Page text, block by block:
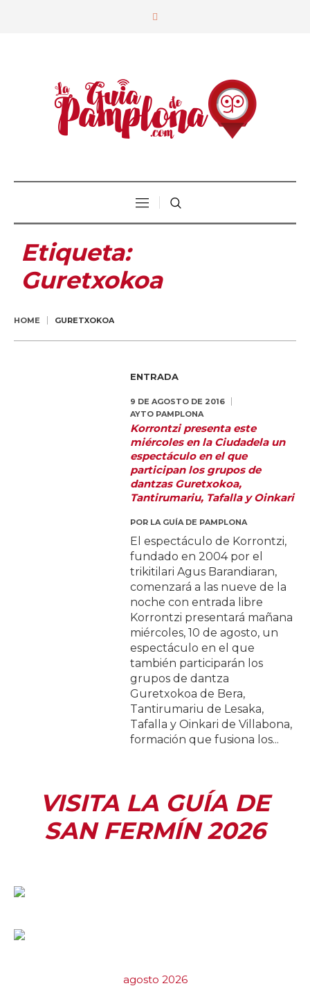
Etiqueta:
Guretxokoa
HOME GURETXOKOA
ENTRADA
9 DE AGOSTO DE 2016
AYTO PAMPLONA
Korrontzi presenta este
miércoles en la Ciudadela un
espectáculo en el que
participan los grupos de
dantzas Guretxokoa,
Tantirumariu, Tafalla y Oinkari
POR LA GUÍA DE PAMPLONA
El espectáculo de Korrontzi,
fundado en 2004 por el
trikitilari Agus Barandiaran,
comenzará a las nueve de la
noche con entrada libre
Korrontzi presentará mañana
miércoles, 10 de agosto, un
espectáculo en el que
también participarán los
grupos de dantza
Guretxokoa de Bera,
Tantirumariu de Lesaka,
Tafalla y Oinkari de Villabona,
formación que fusiona los...
VISITA LA GUÍA DE
SAN FERMÍN 2026
agosto 2026